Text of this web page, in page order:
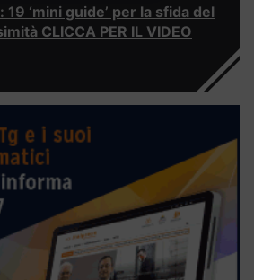
19 ‘mini guide’ per la sfida del
CLICCA PER IL VIDEO